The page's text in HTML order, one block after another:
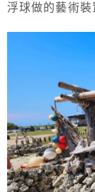
浮球做的藝術